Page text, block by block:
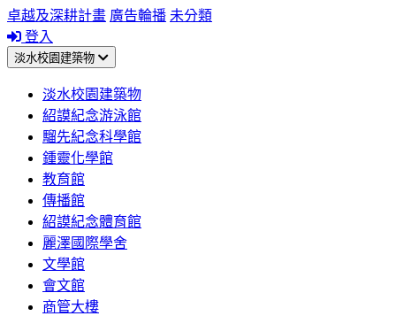
卓越及深耕計畫 廣告輪播 未分類
登入
淡水校園建築物
淡水校園建築物
紹謨紀念游泳館
騮先紀念科學館
鍾靈化學館
教育館
傳播館
紹謨紀念體育館
麗澤國際學舍
文學館
會文館
商管大樓